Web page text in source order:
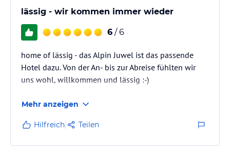
lässig - wir kommen immer wieder
6 / 6
home of lässig - das Alpin Juwel ist das passende
Hotel dazu. Von der An- bis zur Abreise fühlten wir
uns wohl, willkommen und lässig :-)
Mehr anzeigen
Hilfreich Teilen